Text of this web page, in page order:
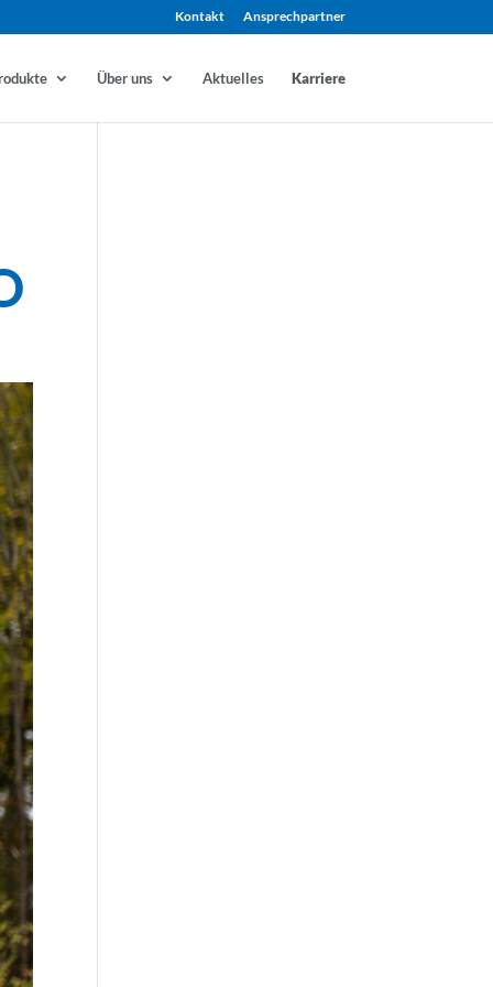
Kontakt Ansprechpartner
Über uns Aktuelles Karriere